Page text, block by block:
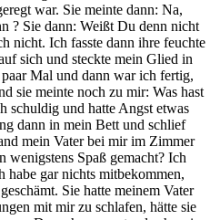
war. Sie meinte dann: Na,
? Sie dann: Weißt Du denn nicht
nicht. Ich fasste dann ihre feuchte
sich und steckte mein Glied in
Mal und dann war ich fertig,
sie meinte noch zu mir: Was hast
schuldig und hatte Angst etwas
dann in mein Bett und schlief
mein Vater bei mir im Zimmer
wenigstens Spaß gemacht? Ich
habe gar nichts mitbekommen,
Sie hatte meinem Vater
mit mir zu schlafen, hätte sie